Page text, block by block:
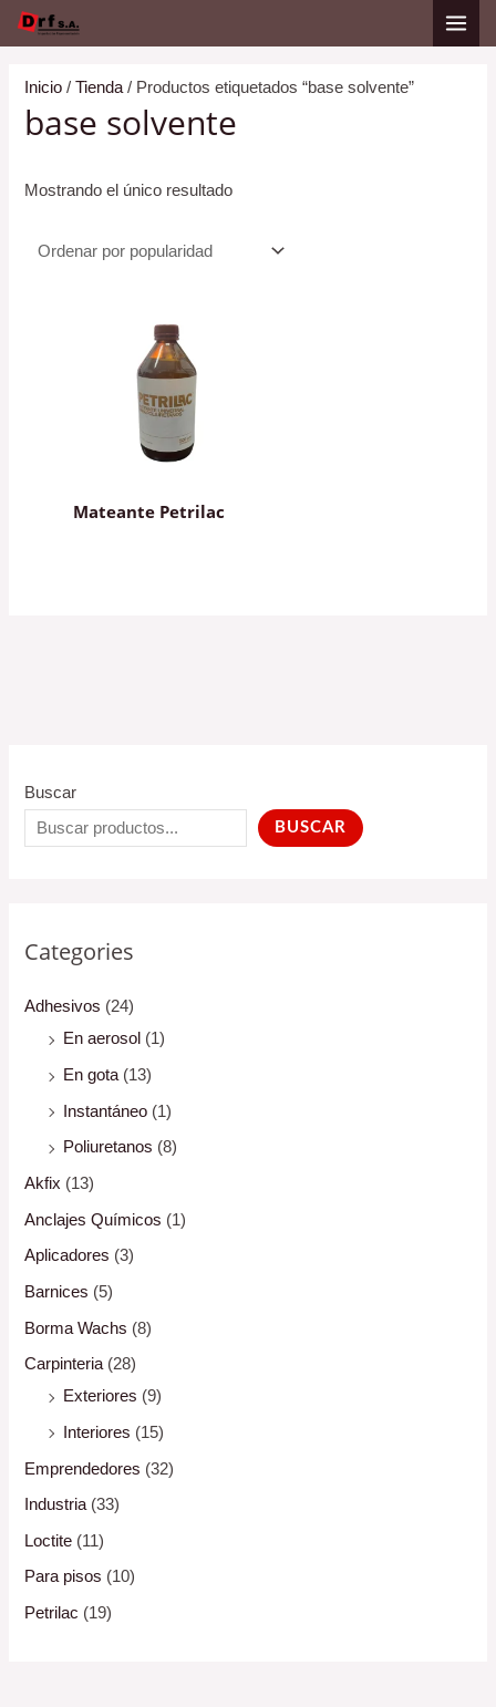
al
Buscar
BUSCAR
Categories
Adhesivos (24)
En aerosol (1)
En gota (13)
Instantáneo (1)
Poliuretanos (8)
Akfix (13)
Anclajes Químicos (1)
Aplicadores (3)
Barnices (5)
Borma Wachs (8)
Carpinteria (28)
Exteriores (9)
Interiores (15)
Emprendedores (32)
Industria (33)
Loctite (11)
Para pisos (10)
Petrilac (19)
Inicio /Tienda/ Productos etiquetados “base solvente”
base solvente
Mostrando el único resultado
Mateante Petrilac